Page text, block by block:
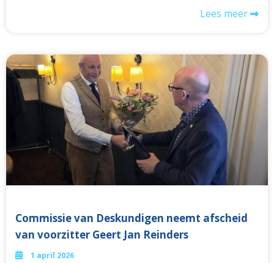
Lees meer
Commissie van Deskundigen neemt afscheid
van voorzitter Geert Jan Reinders
1 april 2026